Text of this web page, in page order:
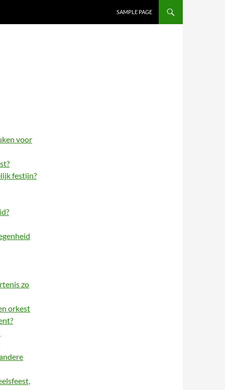
SAMPLE PAGE
voor
festijn?
zo
orkest